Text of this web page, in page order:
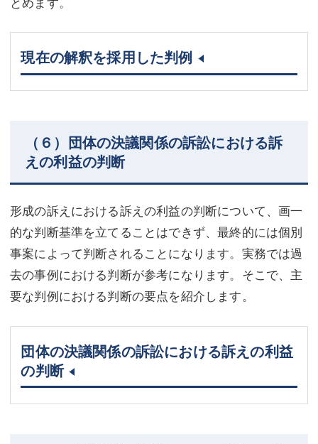
現在の解釈を採用した判例
（６）団体の決議関係の訴訟における訴
えの利益の判断
形成の訴えにおける訴えの利益の判断について、画一
的な判断基準を立てることはできず、最終的には個別
事案によって判断されることになります。実務では過
去の事例における判断が参考になります。そこで、主
要な判例における判断の要点を紹介します。
団体の決議関係の訴訟における訴えの利益
の判断